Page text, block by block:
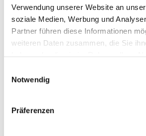
Verwendung unserer Website an
soziale Medien, Werbung und
Partner führen diese Informationen
weiteren Daten zusammen, die Sie
Notwendig
PräferenzenDies könnte Sie